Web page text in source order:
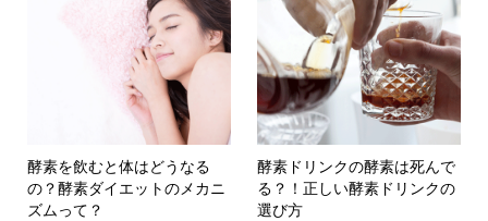
酵素を飲むと体はどうなる
の？酵素ダイエットのメカニ
ズムって？
酵素ドリンクの酵素は死んで
る？！正しい酵素ドリンクの
選び方